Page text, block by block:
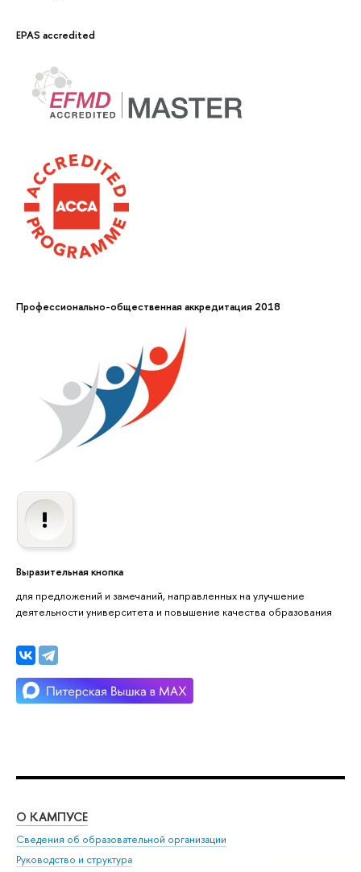
EPAS accredited
Профессионально-общественная аккредитация 2018
Выразительная кнопка
для предложений и замечаний, направленных на улучшение
деятельности университета и повышение качества образования
О КАМПУСЕ
Сведения об образовательной организации
Руководство и структура